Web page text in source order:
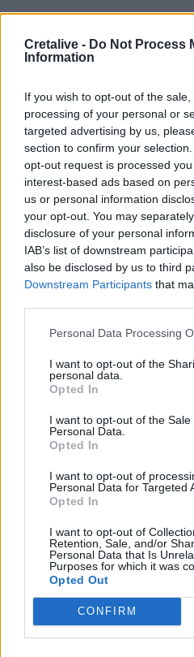
Cretalive - Do Not Process
Information
If you wish to opt-out of the
processing of your personal or
targeted advertising by us,
section to confirm your
opt-out request is processed
interest-based ads based on
us or personal information
your opt-out. You may
disclosure of your personal
IAB’s list of downstream
also be disclosed by us to third
Downstream Participants that
Personal Data Processing
I want to opt-out of the
personal data.
Opted In
I want to opt-out of the Sale
Personal Data.
Opted In
I want to opt-out of
Personal Data for Targeted
Opted In
I want to opt-out of
Retention, Sale, and/or
Personal Data that Is
Purposes for which it was
Opted Out
CONFIRM
Καιρός: Βοριάδες και ζέστη
Κρήτη
21:07
Γιατί δεν έσωσα το κουτάβι:
κατέγραφε τη συμβίωση του
λύκων
21:00
Χανιά: Τραγούδια που
αναμνήσεις στο
20:49
Στην Κρήτη ο υπ. Υποδομών
τα έργα σε όλο το μήκος του
Νορβηγία: Μυστηριώδεις
20:29
για την «καραβιά» με τους 45
Λιμάνι Ηρακλείου: Έμπλεξε ο
πλοίου!
Γερμανία: Τουλάχιστον 25
από σύγκρουση δύο τραμ -
20:06
Οργανωτικό λίφτινγκ